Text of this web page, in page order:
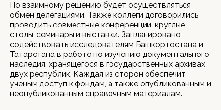
По взаимному решению будет осуществляться
обмен делегациями. Также коллеги договорились
проводить совместные конференции, круглые
столы, семинары и выставки. Запланировано
содействовать исследователям Башкортостана и
Татарстана в работе по изучению документального
наследия, хранящегося в государственных архивах
двух республик. Каждая из сторон обеспечит
ученым доступ к фондам, а также опубликованным и
неопубликованным справочным материалам.